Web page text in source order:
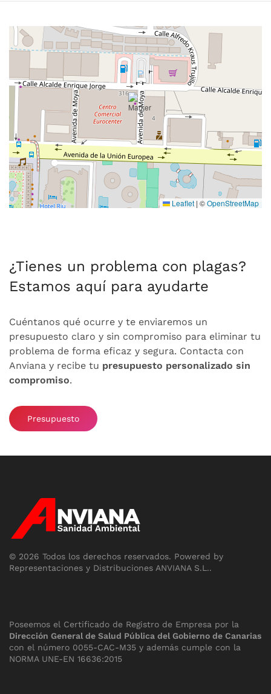
Leaflet | ©OpenStreetMap
¿Tienes un problema con plagas?
Estamos aquí para ayudarte
Cuéntanos qué ocurre y te enviaremos un
presupuesto claro y sin compromiso para eliminar tu
problema de forma eficaz y segura. Contacta con
Anviana y recibe tu presupuesto personalizado sin
compromiso.
Presupuesto
© 2026 Todos los derechos reservados. Powered by
Representaciones y Distribuciones ANVIANA S.L..
Poseemos el Certificado de Registro de Empresa por la
Dirección General de Salud Pública del Gobierno de Canarias
con el número 0055-CAC-M35 y además cumple con la
NORMA UNE-EN 16636:2015